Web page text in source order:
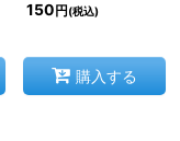
150 円 (税込)
購入する